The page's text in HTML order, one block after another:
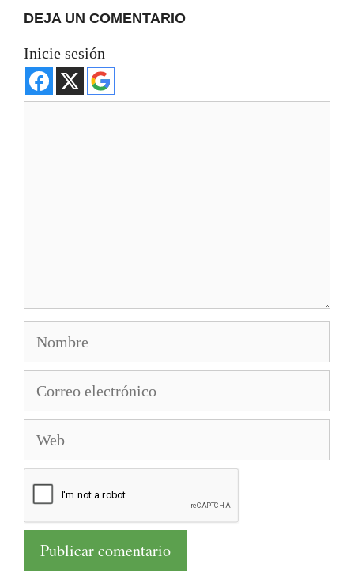
DEJA UN COMENTARIO
Inicie sesión
electrónico